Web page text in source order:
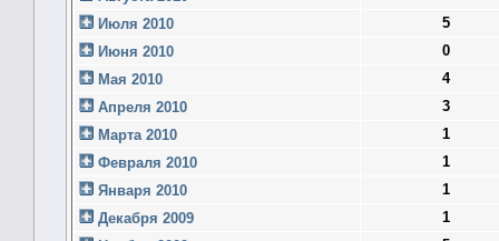
Июля 2010
5
Июня 2010
0
Мая 2010
4
Апреля 2010
3
Марта 2010
1
Февраля 2010
1
Января 2010
1
Декабря 2009
1